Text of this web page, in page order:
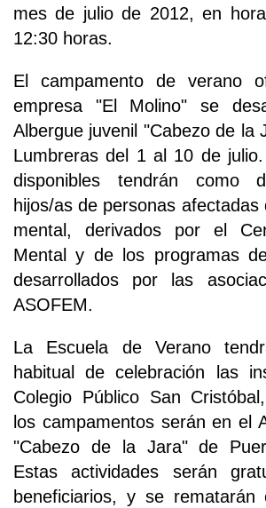
mes de julio de 2012, en
12:30 horas.
El campamento de verano
empresa "El Molino" se
Albergue juvenil "Cabezo de la
Lumbreras del 1 al 10 de
disponibles tendrán como
hijos/as de personas afectadas
mental, derivados por el
Mental y de los programas
desarrollados por las
ASOFEM.
La Escuela de Verano
habitual de celebración las
Colegio Público San
los campamentos serán en el
"Cabezo de la Jara" de
Estas actividades serán
beneficiarios, y se